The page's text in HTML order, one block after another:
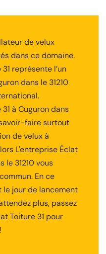
de velux
dans ce domaine.
représente l’un
dans le 31210
à Cuguron dans
faire surtout
de velux à
L'entreprise Éclat
le 31210 vous
En ce
le jour de lancement
plus, passez
Toiture 31 pour